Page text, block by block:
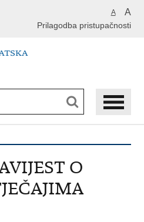
A A
Prilagodba pristupačnosti
O